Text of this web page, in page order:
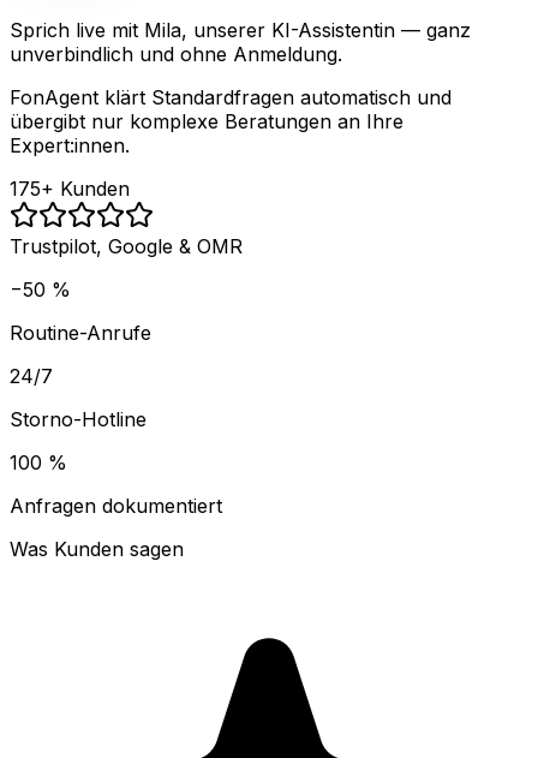
Sprich live mit Mila, unserer KI-Assistentin — ganz
unverbindlich und ohne Anmeldung.
FonAgent klärt Standardfragen automatisch und
übergibt nur komplexe Beratungen an Ihre
Expert:innen.
175+ Kunden
Trustpilot, Google & OMR
−50 %
Routine-Anrufe
24/7
Storno-Hotline
100 %
Anfragen dokumentiert
Was Kunden sagen